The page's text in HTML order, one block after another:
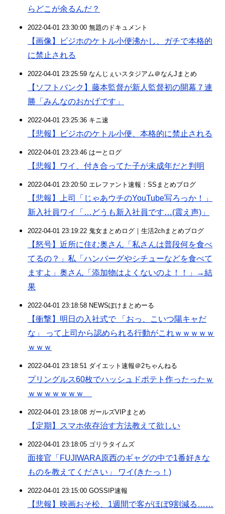
らどこが余るんだ？
2022-04-01 23:30:00 無題のドキュメント
【画像】ビジホのケトル小便沸かし、ガチで本格的
に禁止される
2022-04-01 23:25:59 なんじぇいスタジアム＠なんJまとめ
【ソフトバンク】藤本監督が新人監督初の開幕７連
勝「みんなのおかげです」
2022-04-01 23:25:36 キニ速
【悲報】ビジホのケトル小便、本格的に禁止される
2022-04-01 23:23:46 はーとログ
【悲報】ワイ、付き合ってた子が未成年だと判明
2022-04-01 23:20:50 エレファント速報：SSまとめブログ
【悲報】上司「じゃあウチのYouTube写ろっか！」
新入社員ワイ「…どうも新入社員です…(震え声)」
2022-04-01 23:19:22 鬼女まとめログ｜生活2chまとめブログ
【怒号】近所に住む奥さん「私さんは普段何を食べ
てるの？」私「ハンバーグやシチューなどを食べて
ますよ」奥さん「添加物はよくないのよ！！」→結
果
2022-04-01 23:18:58 NEWSぽけまとめーる
【衝撃】明日の入社式で 「おっ、こいつ陽キャだ
な」 って上司から認められる行動がこれｗｗｗｗｗ
ｗｗｗ
2022-04-01 23:18:51 ダイエット速報＠2ちゃんねる
プリングルス60枚でハッシュドポテト作ったったｗ
ｗｗｗｗｗｗｗ
2022-04-01 23:18:08 ガールズVIPまとめ
【定期】スマホ依存治す方法教えて欲しい
2022-04-01 23:18:05 ゴリラタイムズ
面接官「FUJIWARA原西のギャグの中で1番好きな
ものを教えてください」 ワイ(きたっ！)
2022-04-01 23:15:00 GOSSIP速報
【悲報】映画おそ松、1週間で客がほぼ9割減る……